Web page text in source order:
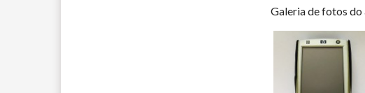
Galeria de fotos do